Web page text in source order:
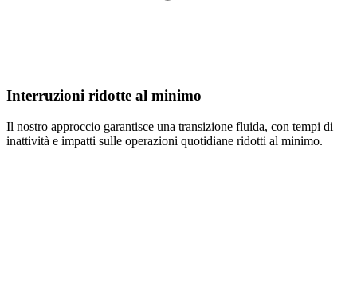
Interruzioni ridotte al minimo
Il nostro approccio garantisce una transizione fluida, con tempi di
inattività e impatti sulle operazioni quotidiane ridotti al minimo.